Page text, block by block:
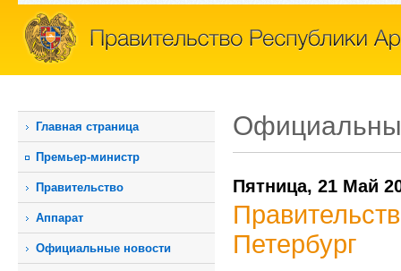
Главная страница
Премьер-министр
Правительство
Аппарат
Официальные новости
Пятница, 21 Май
Петербург